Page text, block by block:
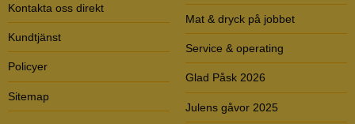
Kontakta oss direkt
Kundtjänst
Policyer
Sitemap
Mat & dryck på jobbet
Service & operating
Glad Påsk 2026
Julens gåvor 2025